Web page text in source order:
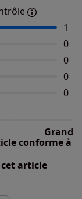
1
0
0
0
0
Grand
conforme à
article